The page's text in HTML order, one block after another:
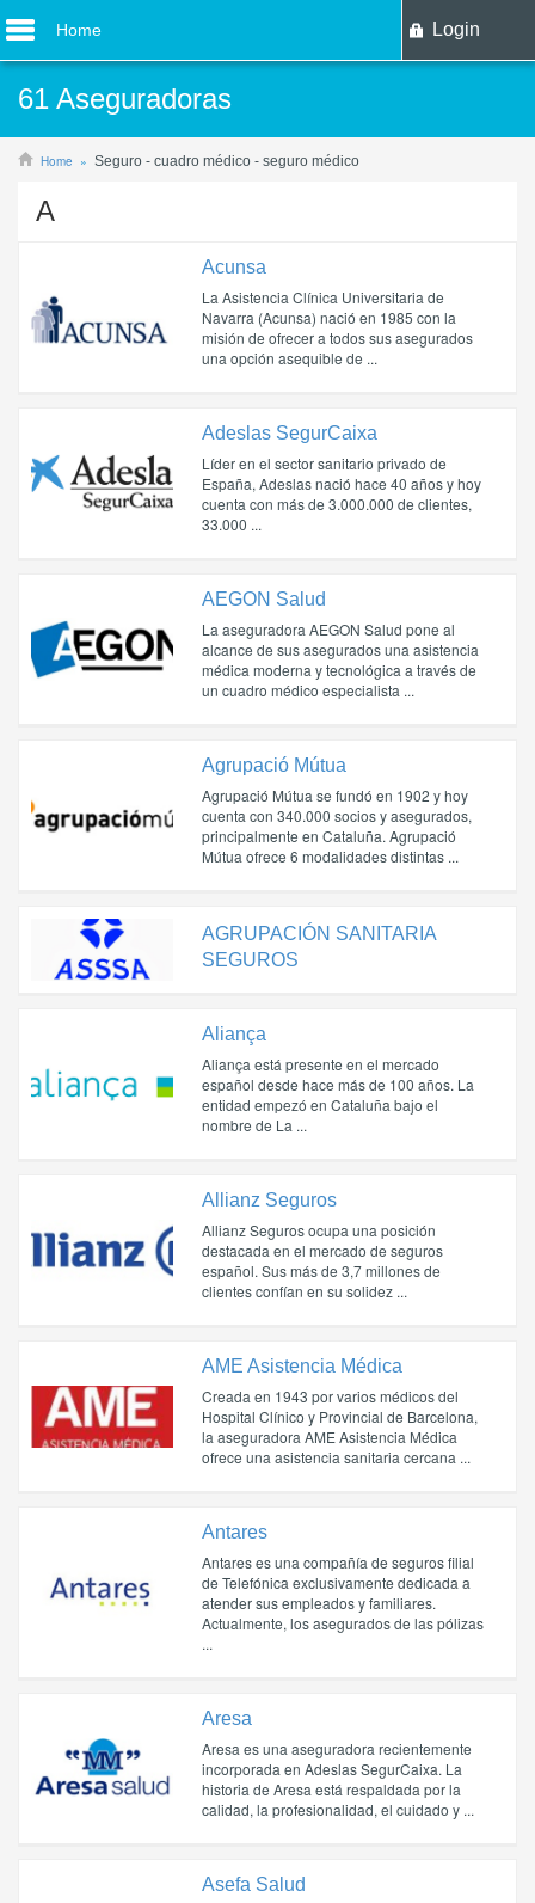
Home Login
61 Aseguradoras
Home Seguro - cuadro médico - seguro médico
A
Acunsa
La Asistencia Clínica Universitaria de
Navarra (Acunsa) nació en 1985 con la
misión de ofrecer a todos sus asegurados
una opción asequible de ...
Adeslas SegurCaixa
Líder en el sector sanitario privado de
España, Adeslas nació hace 40 años y hoy
cuenta con más de 3.000.000 de clientes,
33.000 ...
AEGON Salud
La aseguradora AEGON Salud pone al
alcance de sus asegurados una asistencia
médica moderna y tecnológica a través de
un cuadro médico especialista ...
Agrupació Mútua
Agrupació Mútua se fundó en 1902 y hoy
cuenta con 340.000 socios y asegurados,
principalmente en Cataluña. Agrupació
Mútua ofrece 6 modalidades distintas ...
AGRUPACIÓN SANITARIA
SEGUROS
Aliança
Aliança está presente en el mercado
español desde hace más de 100 años. La
entidad empezó en Cataluña bajo el
nombre de La ...
Allianz Seguros
Allianz Seguros ocupa una posición
destacada en el mercado de seguros
español. Sus más de 3,7 millones de
clientes confían en su solidez ...
AME Asistencia Médica
Creada en 1943 por varios médicos del
Hospital Clínico y Provincial de Barcelona,
la aseguradora AME Asistencia Médica
ofrece una asistencia sanitaria cercana ...
Antares
Antares es una compañía de seguros filial
de Telefónica exclusivamente dedicada a
atender sus empleados y familiares.
Actualmente, los asegurados de las pólizas
...
Aresa
Aresa es una aseguradora recientemente
incorporada en Adeslas SegurCaixa. La
historia de Aresa está respaldada por la
calidad, la profesionalidad, el cuidado y ...
Asefa Salud